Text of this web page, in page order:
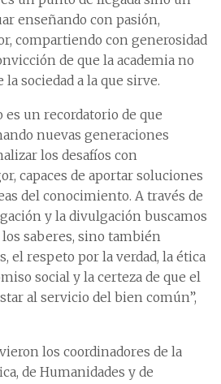
enseñando con pasión,
compartiendo con generosidad
de que la academia no
la sociedad a la que sirve.
un recordatorio de que
nuevas generaciones
los desafíos con
capaces de aportar soluciones
del conocimiento. A través de
y la divulgación buscamos
saberes, sino también
el respeto por la verdad, la ética
social y la certeza de que el
al servicio del bien común”,
los coordinadores de la
de Humanidades y de